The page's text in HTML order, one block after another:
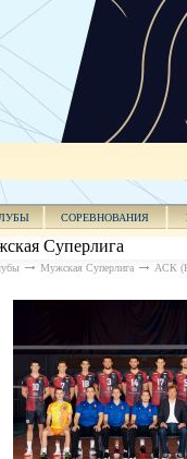
СОРЕВНОВАНИЯ
Суперлига
Мужская Суперлига АСК